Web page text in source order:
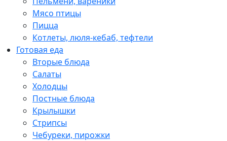
Мясо птицы
Пицца
Котлеты, люля-кебаб, тефтели
Готовая еда
Вторые блюда
Салаты
Холодцы
Постные блюда
Крылышки
Стрипсы
Чебуреки, пирожки